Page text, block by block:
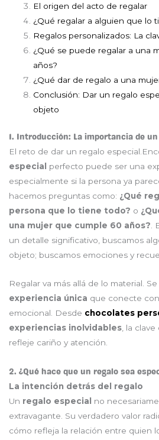
El origen del acto de regalar
¿Qué regalar a alguien que lo
Regalos personalizados: La
¿Qué se puede regalar a una
años?
¿Qué dar de regalo a una
Conclusión: Dar un regalo
objeto
1. Introducción: La importancia de
El reto de dar un regalo
especial perfecto puede ser una
especialmente si la persona ya
hacemos preguntas como: ¿Qué
persona que lo tiene todo? o
una mujer que cumple 60 años?
un detalle significativo, buscamos
objeto; buscamos emociones y
Regalar va más allá de lo material.
experiencia única que conecte
emocional. Desde chocolates
experiencias inolvidables, la
refleje cariño y atención.
2. ¿Qué hace que un regalo sea
La intención detrás del regalo
Un regalo especial
no
extravagante. Su verdadero valor
cómo refleja la relación entre quien